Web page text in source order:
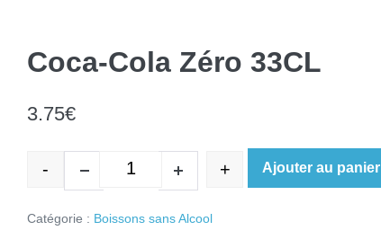
Coca-Cola Zéro 33CL
3.75€
quantité de Coca-Cola Zéro 33CL
- + Ajouter au panier
Catégorie : Boissons sans Alcool